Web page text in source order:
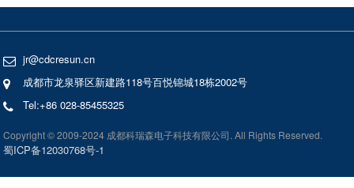
jr@cdcresun.cn
成都市龙泉驿区新建路118号百悦锦城18栋2002号
Tel:+86 028-85455325
Copyright © 2009-2024 成都科瑞森电子科技有限公司. All Rights Reserved.
蜀ICP备12030768号-1